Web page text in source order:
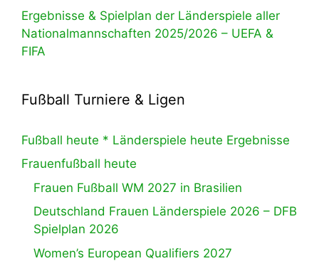
Ergebnisse & Spielplan der Länderspiele aller
Nationalmannschaften 2025/2026 – UEFA &
FIFA
Fußball Turniere & Ligen
Fußball heute * Länderspiele heute Ergebnisse
Frauenfußball heute
Frauen Fußball WM 2027 in Brasilien
Deutschland Frauen Länderspiele 2026 – DFB
Spielplan 2026
Women’s European Qualifiers 2027